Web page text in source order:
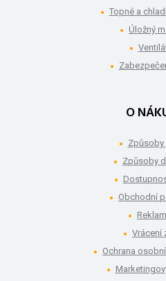
Topné a
Úložný
O
Způsoby
Způsoby
Obchodní
Vrácení
Ochrana